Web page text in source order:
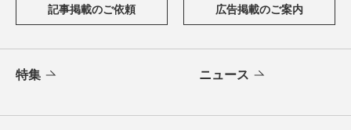
記事掲載のご依頼 広告掲載のご案内
特集 ニュース